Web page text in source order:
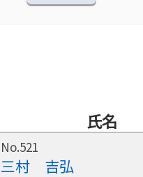
氏名
No.521
三村 吉弘